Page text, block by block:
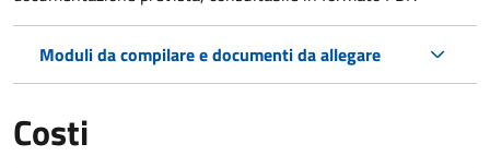
Moduli da compilare e documenti da allegare
Costi